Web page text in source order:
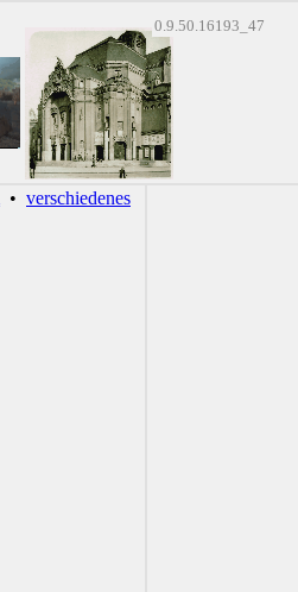
0.9.50.16193_47
• verschiedenes